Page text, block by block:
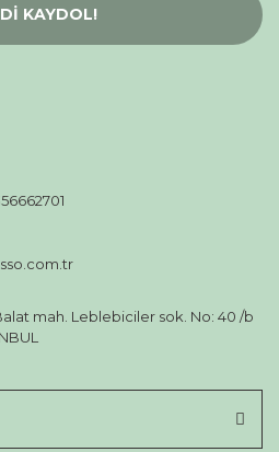
KAYDOL!
mah. Leblebiciler sok. No: 40 /b